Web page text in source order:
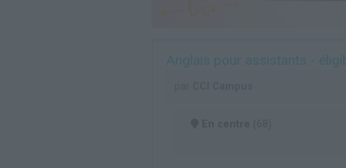
Anglais pour assistants -